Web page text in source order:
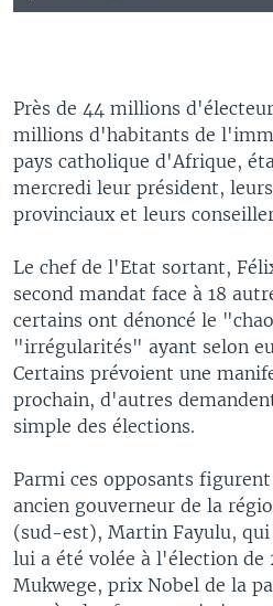
Près de 44 millions
millions d'habitants de
pays catholique d'Afrique,
mercredi leur président,
provinciaux et leurs
Le chef de l'Etat sortant,
second mandat face à 18
certains ont dénoncé le
"irrégularités" ayant selon
Certains prévoient une
prochain, d'autres
simple des élections.
Parmi ces opposants
ancien gouverneur de la
(sud-est), Martin Fayulu,
lui a été volée à l'élection de
Mukwege, prix Nobel de la